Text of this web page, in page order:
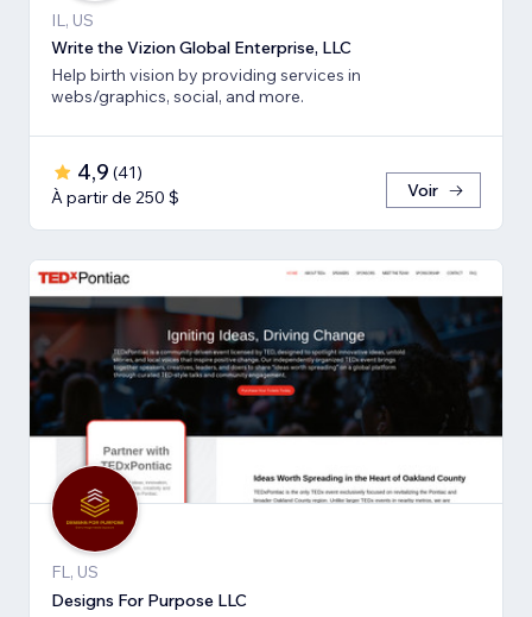
IL, US
Write the Vizion Global Enterprise, LLC
Help birth vision by providing services in
webs/graphics, social, and more.
4,9 (41)
À partir de 250 $
Voir
FL, US
Designs For Purpose LLC